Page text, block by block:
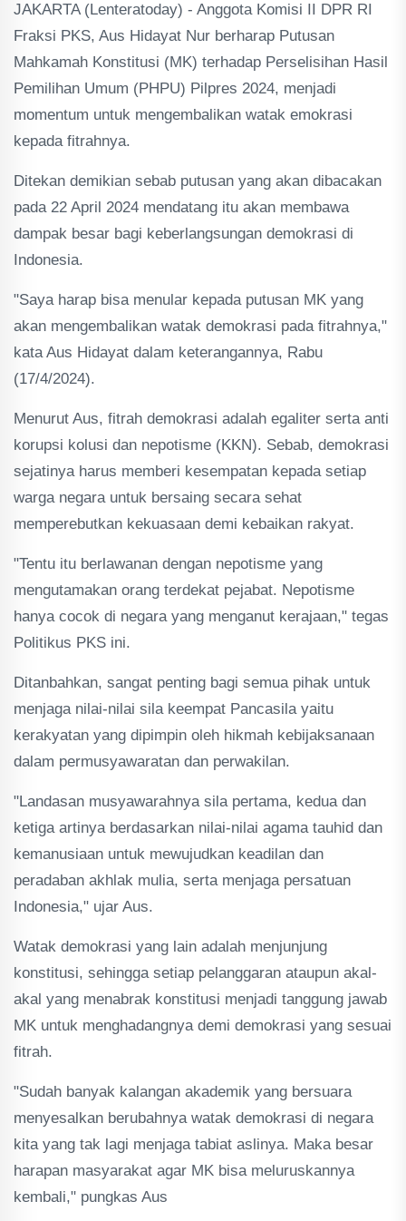
JAKARTA (Lenteratoday) - Anggota Komisi II DPR RI
Fraksi PKS, Aus Hidayat Nur berharap Putusan
Mahkamah Konstitusi (MK) terhadap Perselisihan Hasil
Pemilihan Umum (PHPU) Pilpres 2024, menjadi
momentum untuk mengembalikan watak emokrasi
kepada fitrahnya.
Ditekan demikian sebab putusan yang akan dibacakan
pada 22 April 2024 mendatang itu akan membawa
dampak besar bagi keberlangsungan demokrasi di
Indonesia.
"Saya harap bisa menular kepada putusan MK yang
akan mengembalikan watak demokrasi pada fitrahnya,"
kata Aus Hidayat dalam keterangannya, Rabu
(17/4/2024).
Menurut Aus, fitrah demokrasi adalah egaliter serta anti
korupsi kolusi dan nepotisme (KKN). Sebab, demokrasi
sejatinya harus memberi kesempatan kepada setiap
warga negara untuk bersaing secara sehat
memperebutkan kekuasaan demi kebaikan rakyat.
"Tentu itu berlawanan dengan nepotisme yang
mengutamakan orang terdekat pejabat. Nepotisme
hanya cocok di negara yang menganut kerajaan," tegas
Politikus PKS ini.
Ditanbahkan, sangat penting bagi semua pihak untuk
menjaga nilai-nilai sila keempat Pancasila yaitu
kerakyatan yang dipimpin oleh hikmah kebijaksanaan
dalam permusyawaratan dan perwakilan.
"Landasan musyawarahnya sila pertama, kedua dan
ketiga artinya berdasarkan nilai-nilai agama tauhid dan
kemanusiaan untuk mewujudkan keadilan dan
peradaban akhlak mulia, serta menjaga persatuan
Indonesia," ujar Aus.
Watak demokrasi yang lain adalah menjunjung
konstitusi, sehingga setiap pelanggaran ataupun akal-
akal yang menabrak konstitusi menjadi tanggung jawab
MK untuk menghadangnya demi demokrasi yang sesuai
fitrah.
"Sudah banyak kalangan akademik yang bersuara
menyesalkan berubahnya watak demokrasi di negara
kita yang tak lagi menjaga tabiat aslinya. Maka besar
harapan masyarakat agar MK bisa meluruskannya
kembali," pungkas Aus